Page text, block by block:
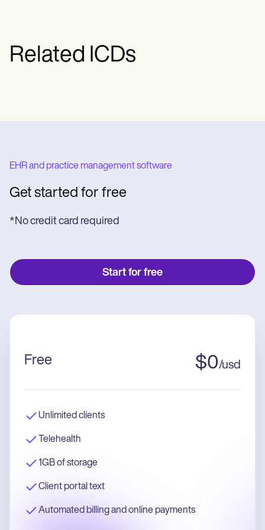
Related ICDs
EHR and practice management software
Get started for free
*No credit card required
Start for free
Free $0/usd
Unlimited clients
Telehealth
1GB of storage
Client portal text
Automated billing and online payments